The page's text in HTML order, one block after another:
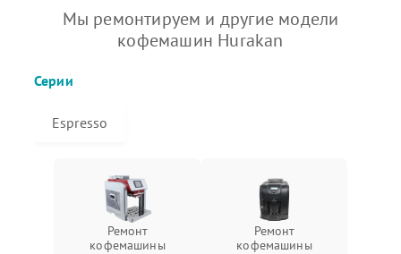
Мы ремонтируем и другие модели
кофемашин Hurakan
Серии
Espresso
Ремонт
кофемашины
Ремонт
кофемашины